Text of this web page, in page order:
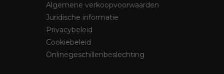
Algemene verkoopvoorwaarden
Juridische informatie
Privacybeleid
Cookiebeleid
Onlinegeschillenbeslechting